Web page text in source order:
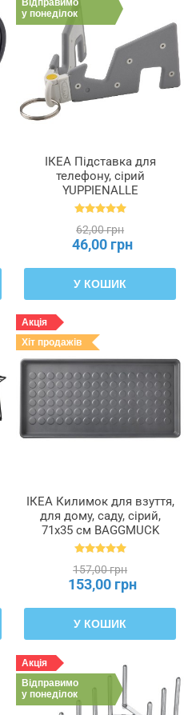
Відправимо
у понеділок
ІКЕА Підставка для
телефону, сірий
YUPPIENALLE
ЮППІЄНАЛЛЕ, 205.038.87
62,00 грн
46,00 грн
У КОШИК
Акція
Хіт продажів
ІКЕА Килимок для взуття,
для дому, саду, сірий,
71x35 см BAGGMUCK
БАГГМУКК, 603.297.11
157,00 грн
153,00 грн
У КОШИК
Акція
Відправимо
у понеділок